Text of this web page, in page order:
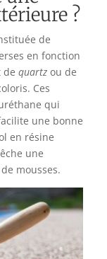
?
de
en fonction
de quartz ou de
Ces
qui
une bonne
en résine
une
mousses.